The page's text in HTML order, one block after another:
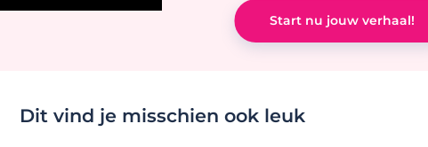
Start nu jouw verhaal!
Dit vind je misschien ook leuk